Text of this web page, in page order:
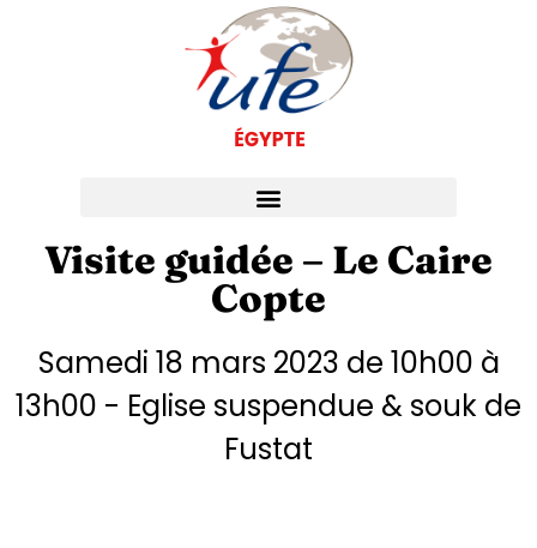
Visite guidée – Le Caire
Copte
Samedi 18 mars 2023 de 10h00 à
13h00 - Eglise suspendue & souk de
Fustat